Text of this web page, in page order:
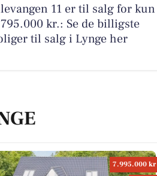
11 er til salg for kun
kr.: Se de billigste
til salg i Lynge her
7.995.000 kr